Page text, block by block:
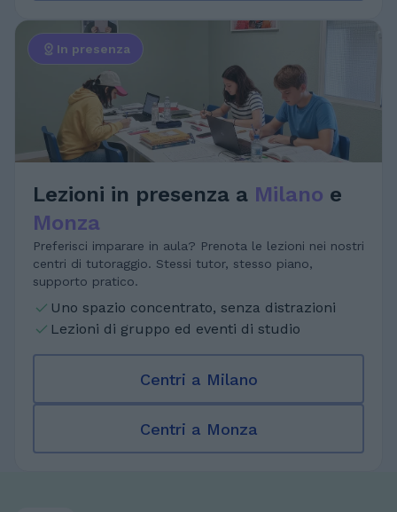
In presenza
Lezioni in presenza a Milano e
Monza
Preferisci imparare in aula? Prenota le lezioni nei nostri
centri di tutoraggio. Stessi tutor, stesso piano,
supporto pratico.
Uno spazio concentrato, senza distrazioni
Lezioni di gruppo ed eventi di studio
Centri a Milano
Centri a Monza